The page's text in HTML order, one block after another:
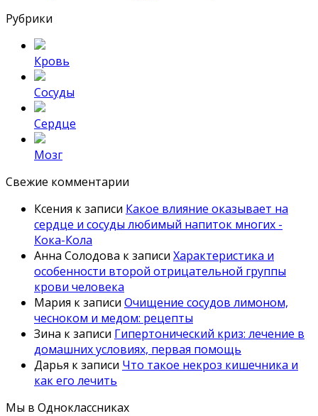
Рубрики
Кровь
Сосуды
Сердце
Мозг
Свежие комментарии
Ксения к записи Какое влияние оказывает на
сердце и сосуды любимый напиток многих -
Кока-Кола
Анна Солодова к записи Характеристика и
особенности второй отрицательной группы
крови человека
Мария к записи Очищение сосудов лимоном,
чесноком и медом: рецепты
Зина к записи Гипертонический криз: лечение в
домашних условиях, первая помощь
Дарья к записи Что такое некроз кишечника и
как его лечить
Мы в Одноклассниках